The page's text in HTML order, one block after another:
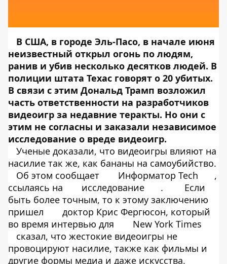
В США, в городе Эль-Пасо, в начале июня
неизвестный открыл огонь по людям,
ранив и убив несколько десятков людей. В
полиции штата Техас говорят о 20 убитых.
В связи с этим Дональд Трамп возложил
часть ответственности на разработчиков
видеоигр за недавние теракты. Но они с
этим не согласны и заказали независимое
исследование о вреде видеоигр.
Ученые доказали, что видеоигры влияют на
насилие так же, как бананы на самоубийство.
Об этом сообщает
Информатор Tech
,
ссылаясь на
исследование .
Если
быть более точным, то к этому заключению
пришел
доктор Крис Фергюсон, который
во время интервью для
New York Times
сказал, что жестокие видеоигры не
провоцируют насилие, также как фильмы и
другие формы медиа и даже искусства.